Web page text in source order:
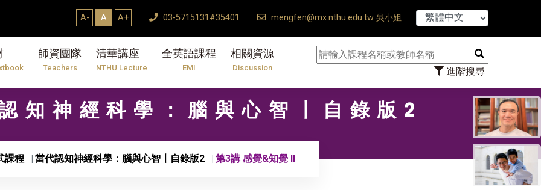
A- A A+ 03-5715131#35401 mengfen@mx.nthu.edu.tw 吳小姐
師資團隊
Teachers
清華講座
NTHU Lecture
全英語課程
EMI
相關資源
Discussion 進階搜尋
【7/31】
知神經科學：腦與心智〡自錄版2
課程 當代認知神經科學：腦與心智〡自錄版2 第3講 感覺&知覺 II